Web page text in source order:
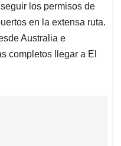
los permisos de
en la extensa ruta.
Australia e
completos llegar a El